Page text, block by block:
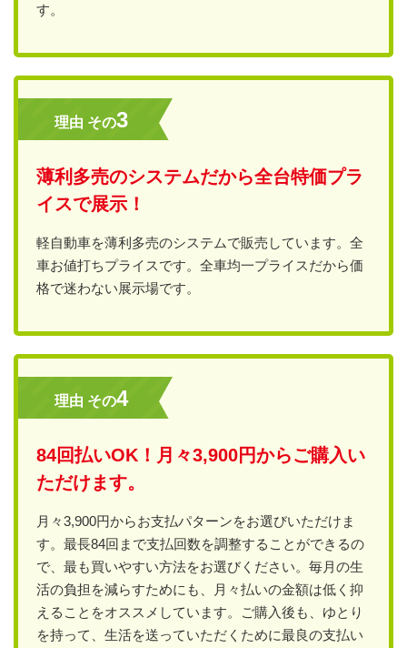
す。
理由 その3
薄利多売のシステムだから全台特価プラ
イスで展示！
軽自動車を薄利多売のシステムで販売しています。全
車お値打ちプライスです。全車均一プライスだから価
格で迷わない展示場です。
理由 その4
84回払いOK！月々3,900円からご購入い
ただけます。
月々3,900円からお支払パターンをお選びいただけま
す。最長84回まで支払回数を調整することができるの
で、最も買いやすい方法をお選びください。毎月の生
活の負担を減らすためにも、月々払いの金額は低く抑
えることをオススメしています。ご購入後も、ゆとり
を持って、生活を送っていただくために最良の支払い